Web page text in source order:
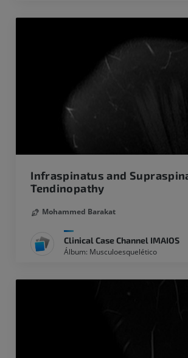
Infraspinatus and
Tendinopathy
Mohammed Barakat
Clinical Case Channel IMAIOS
Álbum: Musculoesquelético